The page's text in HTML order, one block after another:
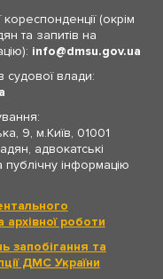
кореспонденції (окрім
та запитів на
info
dmsu.gov.ua
судової влади:
9, м.Київ, 01001
адвокатські
публічну інформацію
роботи
запобігання та
ДМС України